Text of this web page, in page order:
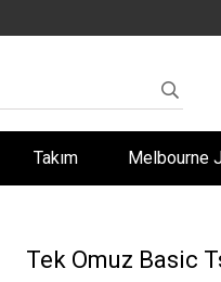
Takım Melbourne
Tek Omuz Basic